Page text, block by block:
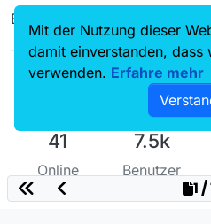
-Xmx2G
-Dfile.encoding=UTF-8
-Dinstall4j.launcherId= 59
-Dinstall4j.swt=
false
-Dexe4j.moduleName=/
-Di4j.ownBundlePath=/
-Di4j.jreBundle=/
INFO ] [main]
[TRACE] [main]
[INFO ] [main]
Ergänzung: Egal was ich
41
Online
7.5k
Benutzer
1 /
Mit der Nutzung dieser
damit einverstanden, dass
verwenden. Erfahre mehr